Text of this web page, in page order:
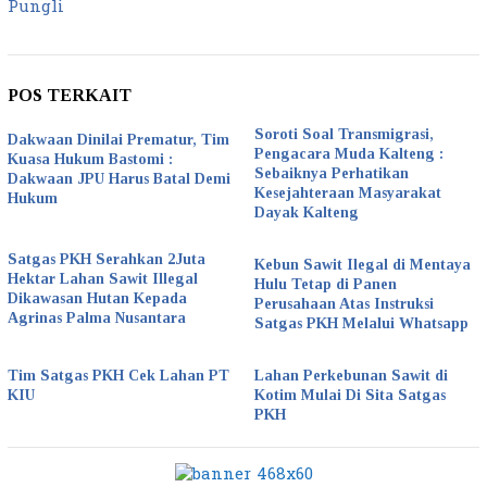
Pungli
POS TERKAIT
Dakwaan Dinilai Prematur, Tim
Kuasa Hukum Bastomi :
Dakwaan JPU Harus Batal Demi
Hukum
Soroti Soal Transmigrasi,
Pengacara Muda Kalteng :
Sebaiknya Perhatikan
Kesejahteraan Masyarakat
Dayak Kalteng
Satgas PKH Serahkan 2Juta
Hektar Lahan Sawit Illegal
Dikawasan Hutan Kepada
Agrinas Palma Nusantara
Kebun Sawit Ilegal di Mentaya
Hulu Tetap di Panen
Perusahaan Atas Instruksi
Satgas PKH Melalui Whatsapp
Tim Satgas PKH Cek Lahan PT
KIU
Lahan Perkebunan Sawit di
Kotim Mulai Di Sita Satgas
PKH